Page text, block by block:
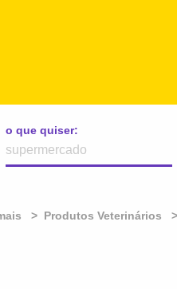
o que quiser:
Produtos Veterinários